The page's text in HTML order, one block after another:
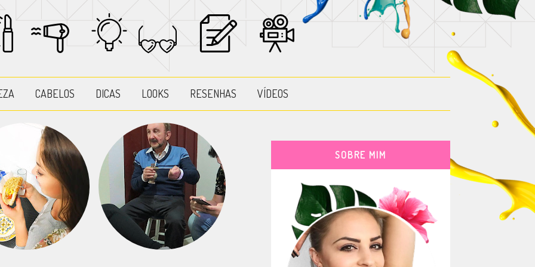
CABELOS DICAS LOOKS RESENHAS VÍDEOS
SOBRE MIM